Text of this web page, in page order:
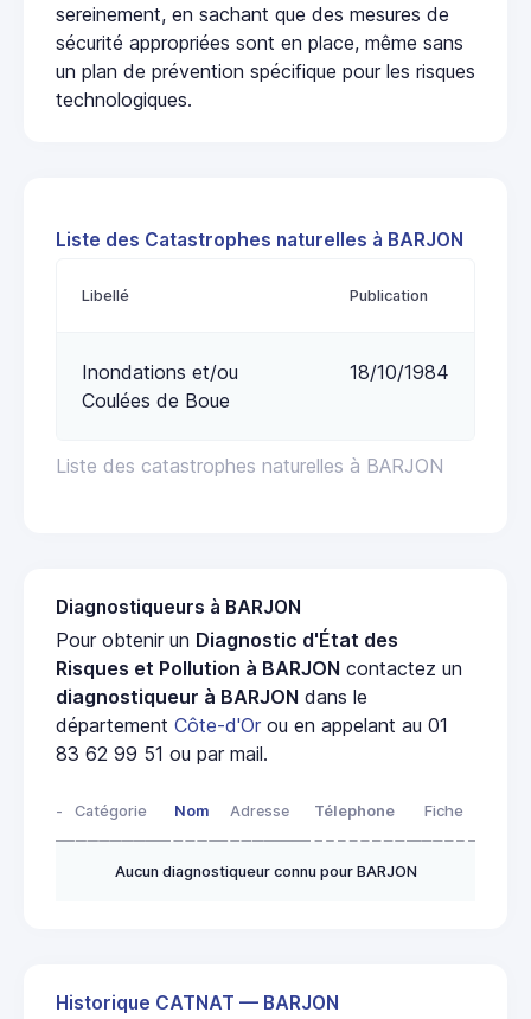
sereinement, en sachant que des mesures de
sécurité appropriées sont en place, même sans
un plan de prévention spécifique pour les risques
technologiques.
Liste des Catastrophes naturelles à BARJON
Liste des catastrophes naturelles à BARJON
Libellé Publication
Inondations et/ou
Coulées de Boue
18/10/1984
Diagnostiqueurs à BARJON
Pour obtenir un Diagnostic d'État des
Risques et Pollution à BARJON contactez un
diagnostiqueur à BARJON dans le
département Côte-d'Or ou en appelant au 01
83 62 99 51 ou par mail.
- Catégorie Nom Adresse Télephone Fiche
Aucun diagnostiqueur connu pour BARJON
Historique CATNAT — BARJON